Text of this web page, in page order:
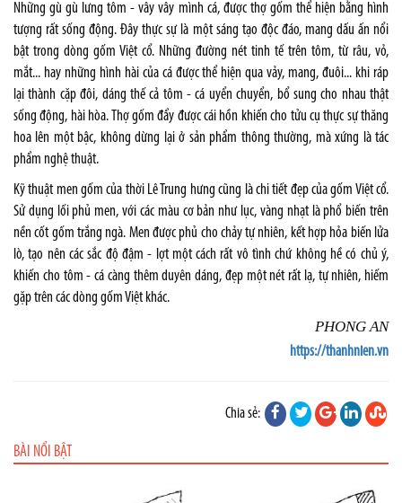
Những gù gù lưng tôm - vây vây mình cá, được thợ gốm thể hiện bằng hình
tượng rất sống động. Đây thực sự là một sáng tạo độc đáo, mang dấu ấn nổi
bật trong dòng gốm Việt cổ. Những đường nét tinh tế trên tôm, từ râu, vỏ,
mắt... hay những hình hài của cá được thể hiện qua vảy, mang, đuôi... khi ráp
lại thành cặp đôi, dáng thế cả tôm - cá uyển chuyển, bổ sung cho nhau thật
sống động, hài hòa. Thợ gốm đẩy được cái hồn khiến cho tửu cụ thực sự thăng
hoa lên một bậc, không dừng lại ở sản phẩm thông thường, mà xứng là tác
phẩm nghệ thuật.
Kỹ thuật men gốm của thời Lê Trung hưng cũng là chi tiết đẹp của gốm Việt cổ.
Sử dụng lối phủ men, với các màu cơ bản như lục, vàng nhạt là phổ biến trên
nền cốt gốm trắng ngà. Men được phủ cho chảy tự nhiên, kết hợp hỏa biến lửa
lò, tạo nên các sắc độ đậm - lợt một cách rất vô tình chứ không hề có chủ ý,
khiến cho tôm - cá càng thêm duyên dáng, đẹp một nét rất lạ, tự nhiên, hiếm
gặp trên các dòng gốm Việt khác.
PHONG AN
https://thanhnien.vn
Chia sẻ:
BÀI NỔI BẬT